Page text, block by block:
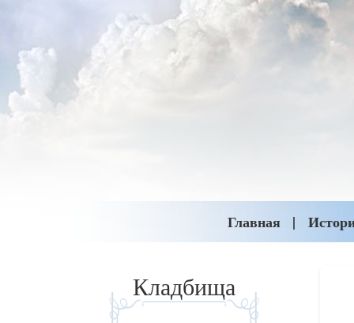
Главная
Кладбища